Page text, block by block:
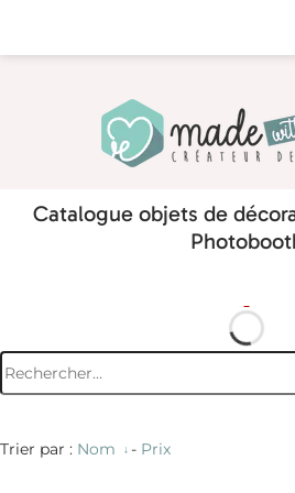
Catalogue objets de
Trier par : Nom - Prix